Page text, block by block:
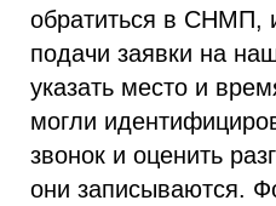
обратиться в СНМП,
подачи заявки на
указать место и
могли
звонок и оценить
они записываются.